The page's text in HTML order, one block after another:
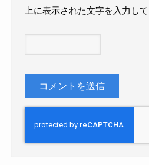
上に表示された文字を入力して